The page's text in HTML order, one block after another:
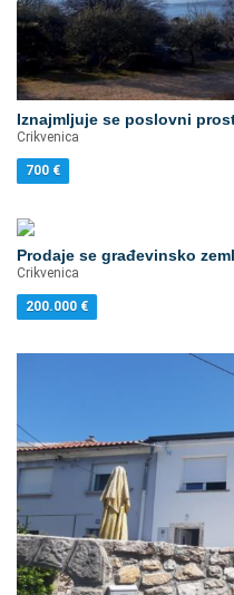
Iznajmljuje se poslovni
Crikvenica
700 €
Prodaje se građevinsko
Crikvenica
200.000 €